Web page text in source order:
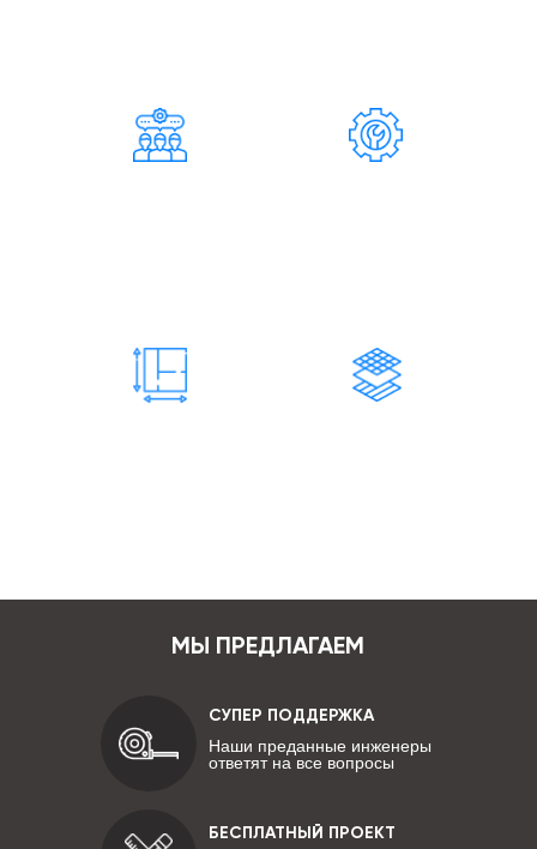
МЫ ПРЕДЛАГАЕМ
СУПЕР ПОДДЕРЖКА
Наши преданные инженеры
ответят на все вопросы
БЕСПЛАТНЫЙ ПРОЕКТ